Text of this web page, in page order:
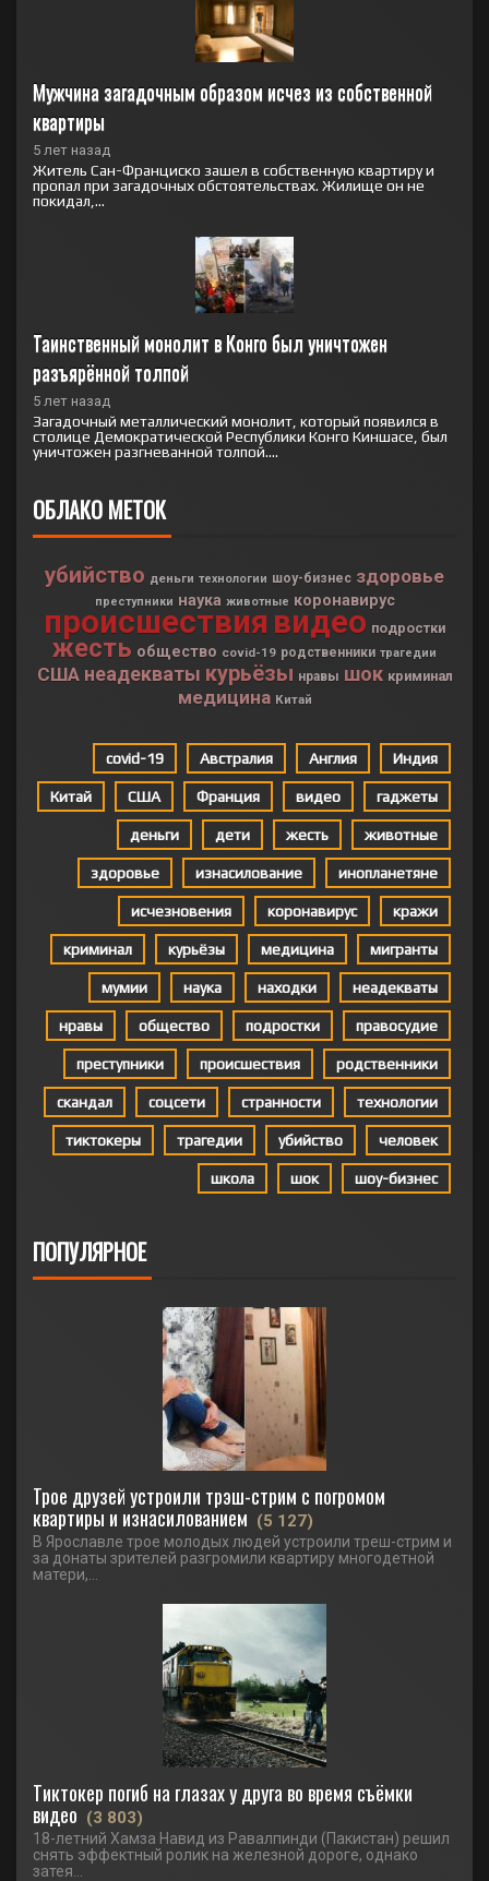
Мужчина загадочным образом исчез из собственной
квартиры
5 лет назад
Житель Сан-Франциско зашел в собственную квартиру и
пропал при загадочных обстоятельствах. Жилище он не
покидал,...
Таинственный монолит в Конго был уничтожен
разъярённой толпой
5 лет назад
Загадочный металлический монолит, который появился в
столице Демократической Республики Конго Киншасе, был
уничтожен разгневанной толпой....
ОБЛАКО МЕТОК
убийство деньги технологии шоу-бизнес здоровье
преступники наука животные коронавирус
происшествия видео подростки
жесть общество covid-19 родственники трагедии
США неадекваты курьёзы нравы шок криминал
медицина Китай
covid-19 Австралия Англия Индия
Китай США Франция видео гаджеты
деньги дети жесть животные
здоровье изнасилование инопланетяне
исчезновения коронавирус кражи
криминал курьёзы медицина мигранты
мумии наука находки неадекваты
нравы общество подростки правосудие
преступники происшествия родственники
скандал соцсети странности технологии
тиктокеры трагедии убийство человек
школа шок шоу-бизнес
ПОПУЛЯРНОЕ
Трое друзей устроили трэш-стрим с погромом
квартиры и изнасилованием (5 127)
В Ярославле трое молодых людей устроили треш-стрим и
за донаты зрителей разгромили квартиру многодетной
матери,...
Тиктокер погиб на глазах у друга во время съёмки
видео (3 803)
18-летний Хамза Навид из Равалпинди (Пакистан) решил
снять эффектный ролик на железной дороге, однако
затея...